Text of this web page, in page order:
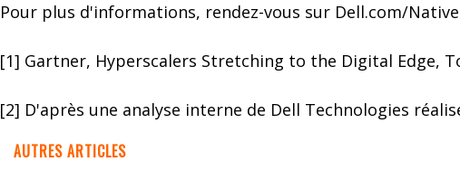
Pour plus d'informations, rendez-vous sur Dell.com/
[1] Gartner, Hyperscalers Stretching to the Digital Edge,
[2] D'après une analyse interne de Dell Technologies
AUTRES ARTICLES